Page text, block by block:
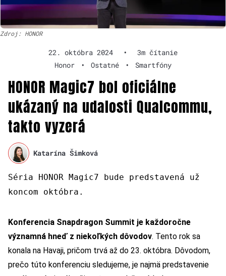
Zdroj: HONOR
22. októbra 2024 •
3m čítanie
Honor
• Ostatné • Smartfóny
HONOR Magic7 bol oficiálne
ukázaný na udalosti Qualcommu,
takto vyzerá
Katarína Šimková
Séria HONOR Magic7 bude predstavená už
koncom októbra.
Konferencia Snapdragon Summit je každoročne
významná hneď z niekoľkých dôvodov. Tento rok sa
konala na Havaji, pričom trvá až do 23. októbra. Dôvodom,
prečo túto konferenciu sledujeme, je najmä predstavenie